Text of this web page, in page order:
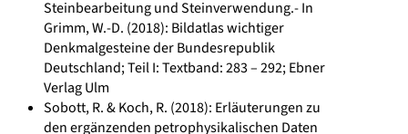
Steinbearbeitung und Steinverwendung.- In
Grimm, W.-D. (2018): Bildatlas wichtiger
Denkmalgesteine der Bundesrepublik
Deutschland; Teil I: Textband: 283 – 292; Ebner
Verlag Ulm
Sobott, R. & Koch, R. (2018): Erläuterungen zu
den ergänzenden petrophysikalischen Daten